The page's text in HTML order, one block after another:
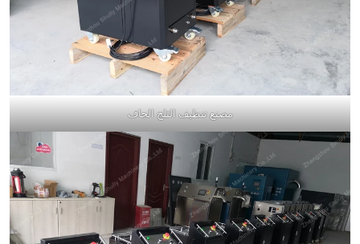
مصنع تنظيف الثلج الجاف